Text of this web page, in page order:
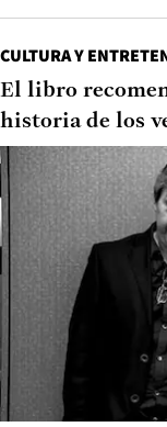
CULTURA Y
El libro
historia de los